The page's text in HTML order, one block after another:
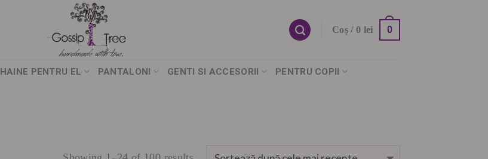
Coș / 0 lei 0
HAINE PENTRU EL PANTALONI GENTI SI ACCESORII PENTRU COPII